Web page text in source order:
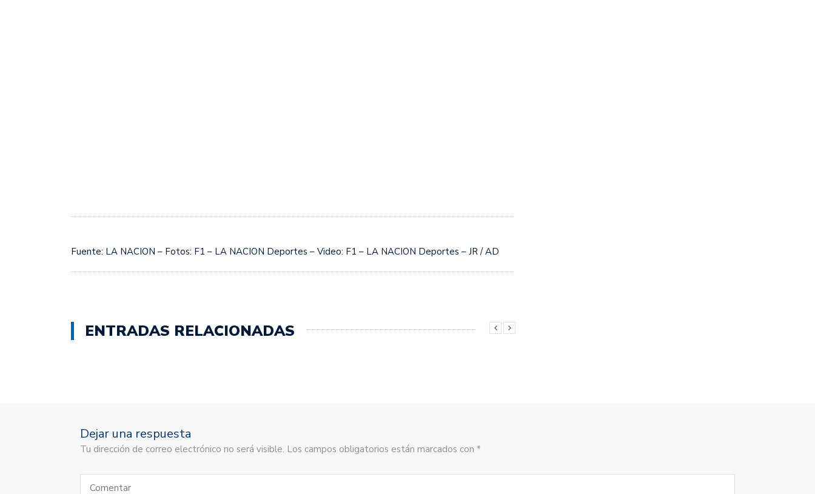
Fuente: LA NACION – Fotos: F1 – LA NACION Deportes – Video: F1 – LA NACION Deportes – JR / AD
ENTRADAS RELACIONADAS
Dejar una respuesta
Tu dirección de correo electrónico no será visible. Los campos obligatorios están marcados con *